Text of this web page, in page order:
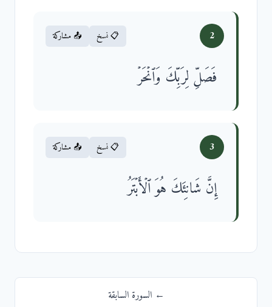
2 📋 نسخ 📤 مشاركة
فَصَلِّ لِرَبِّكَ وَٱنۡحَرۡ
3 📋 نسخ 📤 مشاركة
إِنَّ شَانِئَكَ هُوَ ٱلۡأَبۡتَرُ
← السورة السابقة